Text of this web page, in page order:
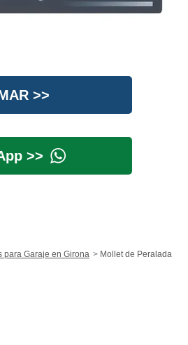
>>
>>
para Garaje en Girona Mollet de Peralada